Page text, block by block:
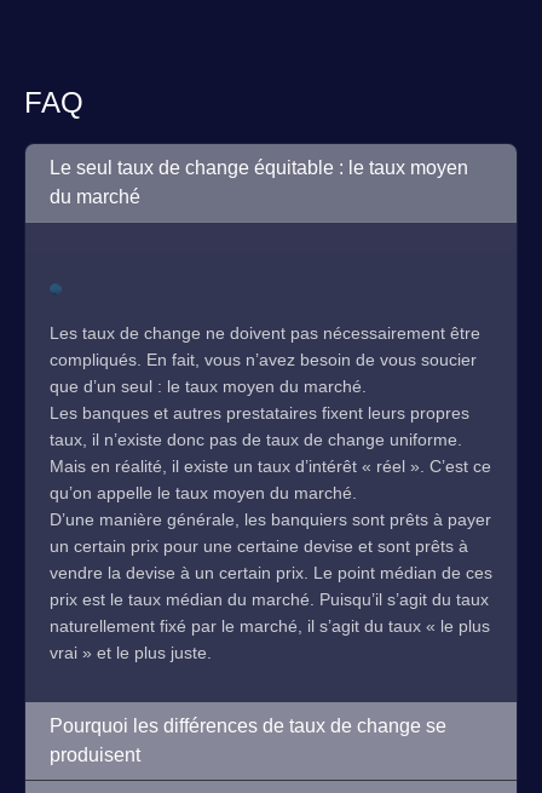
FAQ
Le seul taux de change équitable : le taux moyen
du marché
Les taux de change ne doivent pas nécessairement être
compliqués. En fait, vous n’avez besoin de vous soucier
que d’un seul : le taux moyen du marché.
Les banques et autres prestataires fixent leurs propres
taux, il n’existe donc pas de taux de change uniforme.
Mais en réalité, il existe un taux d’intérêt « réel ». C’est ce
qu’on appelle le taux moyen du marché.
D’une manière générale, les banquiers sont prêts à payer
un certain prix pour une certaine devise et sont prêts à
vendre la devise à un certain prix. Le point médian de ces
prix est le taux médian du marché. Puisqu’il s’agit du taux
naturellement fixé par le marché, il s’agit du taux « le plus
vrai » et le plus juste.
Pourquoi les différences de taux de change se
produisent